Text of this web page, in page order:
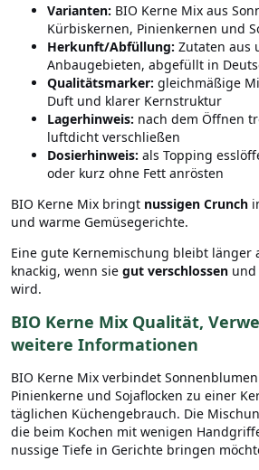
Varianten: BIO Kerne Mix aus
Kürbiskernen, Pinienkernen und
Herkunft/Abfüllung: Zutaten aus
Anbaugebieten, abgefüllt in
Qualitätsmarker: gleichmäßige
Duft und klarer Kernstruktur
Lagerhinweis: nach dem Öffnen
luftdicht verschließen
Dosierhinweis: als Topping
oder kurz ohne Fett anrösten
BIO Kerne Mix bringt nussigen Crunch
und warme Gemüsegerichte.
Eine gute Kernemischung bleibt länger
knackig, wenn sie gut verschlossen und
wird.
BIO Kerne Mix Qualität,
weitere Informationen
BIO Kerne Mix verbindet
Pinienkerne und Sojaflocken zu einer
täglichen Küchengebrauch. Die
die beim Kochen mit wenigen
nussige Tiefe in Gerichte bringen